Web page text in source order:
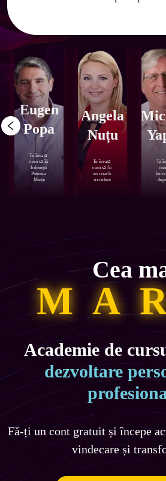
Eugen
Popa
Te învață
cum să îți
folosești
Puterea
Minții
Angela
Nuțu
Te învață
cum să fii
un coach
excelent
Te
Cea
Academie de
dezvoltare
Fă-ți un cont gratuit și începe
vindecare și